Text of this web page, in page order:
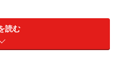
い）。この中のお茶を茶杯に
読む